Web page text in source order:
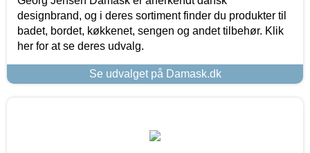
designbrand, og i deres sortiment finder du produkter til
badet, bordet, køkkenet, sengen og andet tilbehør. Klik
her for at se deres udvalg.
Se udvalget på Damask.dk